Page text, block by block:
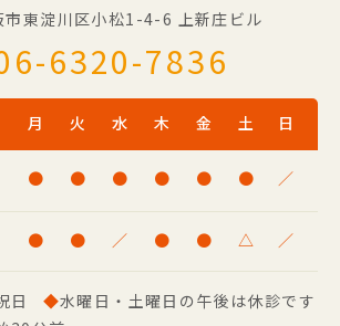
市東淀川区小松1-4-6 上新庄ビル
6320-7836
月 火 水 木 金 土 日
● ● ● ● ● ● ／
● ● ／ ● ● △ ／
日 ◆水曜日・土曜日の午後は休診です